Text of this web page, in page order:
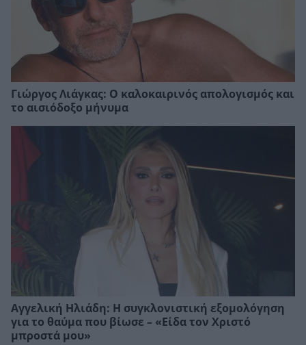
Γιώργος Λιάγκας: Ο καλοκαιρινός απολογισμός και
το αισιόδοξο μήνυμα
Αγγελική Ηλιάδη: Η συγκλονιστική εξομολόγηση
για το θαύμα που βίωσε – «Είδα τον Χριστό
μπροστά μου»